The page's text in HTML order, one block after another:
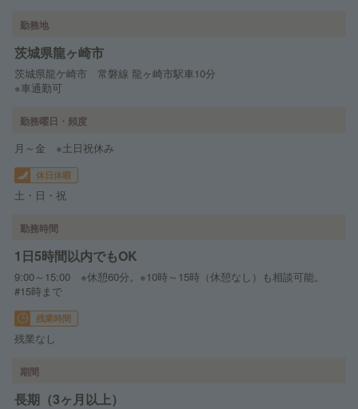
勤務地
茨城県龍ヶ崎市
茨城県龍ケ崎市 常磐線 龍ヶ崎市駅車10分
※車通勤可
勤務曜日・頻度
月～金 ※土日祝休み
休日休暇
土・日・祝
勤務時間
1日5時間以内でもOK
9:00～15:00 ※休憩60分。※10時～15時（休憩なし）も相談可能。
#15時まで
残業時間
残業なし
期間
長期（3ヶ月以上）